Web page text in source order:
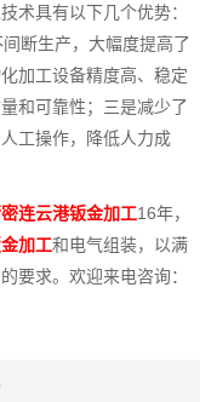
术具有以下几个优势：
断生产，大幅度提高了
加工设备精度高、稳定
和可靠性；三是减少了
工操作，降低人力成
连云港钣金加工16年，
加工和电气组装，以满
要求。欢迎来电咨询：